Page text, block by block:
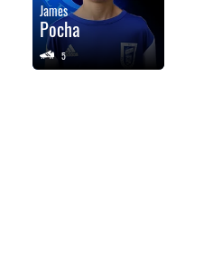
James
Pocha
5